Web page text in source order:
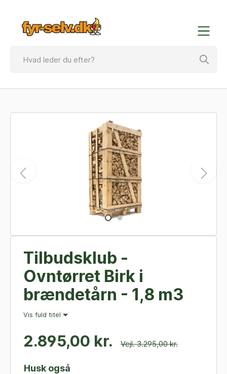
Tilbudsklub -
Ovntørret Birk i
brændetårn - 1,8 m3
Vis fuld titel
2.895,00 kr. Vejl. 3.295,00 kr.
Husk også